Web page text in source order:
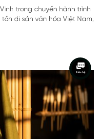
trong chuyến hành trình
di sản văn hóa Việt Nam,